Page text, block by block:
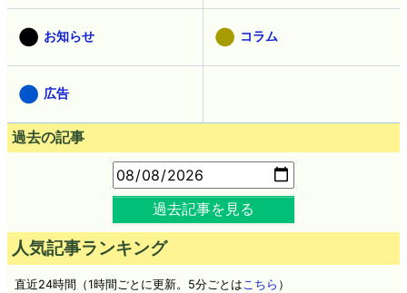
お知らせ コラム
広告
過去の記事
過去記事を見る
人気記事ランキング
直近24時間（1時間ごとに更新。5分ごとは こちら ）